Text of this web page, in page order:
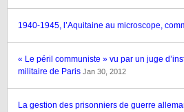
1940-1945, l’Aquitaine au microscope,
« Le péril communiste » vu par un juge
militaire de Paris Jan 30, 2012
La gestion des prisonniers de guerre